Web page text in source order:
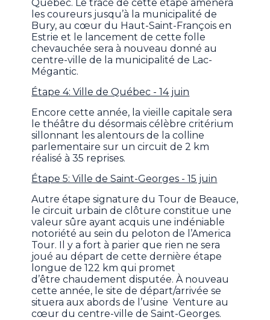
Québec. Le tracé de cette étape amènera
les coureurs jusqu’à la municipalité de
Bury, au cœur du Haut-Saint-François en
Estrie et le lancement de cette folle
chevauchée sera à nouveau donné au
centre-ville de la municipalité de Lac-
Mégantic.
Étape 4: Ville de Québec - 14 juin
Encore cette année, la vieille capitale sera
le théâtre du désormais célèbre critérium
sillonnant les alentours de la colline
parlementaire sur un circuit de 2 km
réalisé à 35 reprises.
Étape 5: Ville de Saint-Georges - 15 juin
Autre étape signature du Tour de Beauce,
le circuit urbain de clôture constitue une
valeur sûre ayant acquis une indéniable
notoriété au sein du peloton de l’America
Tour. Il y a fort à parier que rien ne sera
joué au départ de cette dernière étape
longue de 122 km qui promet
d’être chaudement disputée. À nouveau
cette année, le site de départ/arrivée se
situera aux abords de l’usine Venture au
cœur du centre-ville de Saint-Georges.